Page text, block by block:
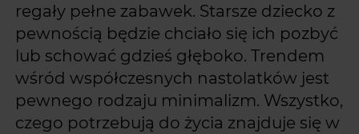
regały pełne zabawek. Starsze dziecko z
pewnością będzie chciało się ich pozbyć
lub schować gdzieś głęboko. Trendem
wśród współczesnych nastolatków jest
pewnego rodzaju minimalizm. Wszystko,
czego potrzebują do życia znajduje się w